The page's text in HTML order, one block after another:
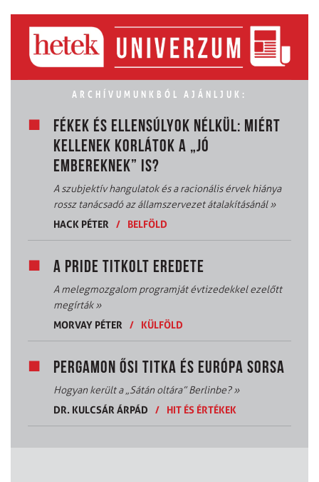
ARCHÍVUMUNKBÓL AJÁNLJUK:
FÉKEK ÉS ELLENSÚLYOK NÉLKÜL: MIÉRT
KELLENEK KORLÁTOK A „JÓ
EMBEREKNEK” IS?
A szubjektív hangulatok és a racionális érvek hiánya
rossz tanácsadó az államszervezet átalakításánál»
HACK PÉTER
/ BELFÖLD
A PRIDE TITKOLT EREDETE
A melegmozgalom programját évtizedekkel ezelőtt
megírták»
MORVAY PÉTER
/ KÜLFÖLD
PERGAMON ŐSI TITKA ÉS EURÓPA SORSA
Hogyan került a „Sátán oltára” Berlinbe?»
DR. KULCSÁR ÁRPÁD
/ HIT ÉS ÉRTÉKEK